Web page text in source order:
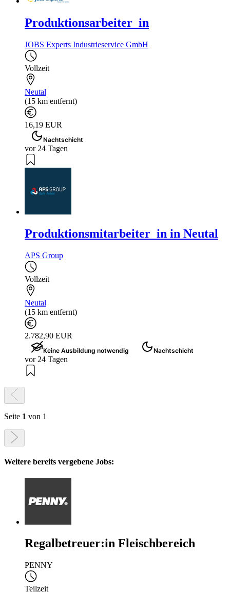
Produktionsarbeiter_in
JOBS Experts Industrieservice GmbH
Vollzeit
Neutal
(15 km entfernt)
16,19 EUR
Nachtschicht
vor 24 Tagen
Produktionsmitarbeiter_in in Neutal
APS Group
Vollzeit
Neutal
(15 km entfernt)
2.782,90 EUR
Keine Ausbildung notwendig Nachtschicht
vor 24 Tagen
Seite 1 von 1
Weitere bereits vergebene Jobs:
Regalbetreuer:in Fleischbereich
PENNY
Teilzeit